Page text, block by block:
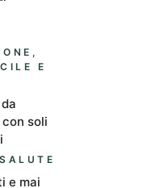
,
E
soli
SALUTE
e mai